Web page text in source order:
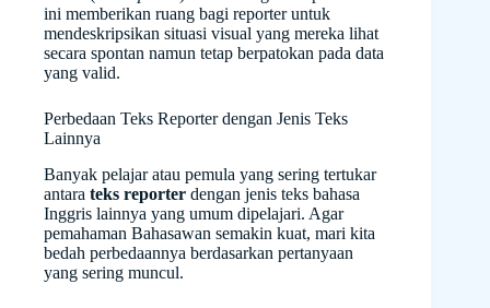
ini memberikan ruang bagi reporter untuk
mendeskripsikan situasi visual yang mereka lihat
secara spontan namun tetap berpatokan pada data
yang valid.
Perbedaan Teks Reporter dengan Jenis Teks
Lainnya
Banyak pelajar atau pemula yang sering tertukar
antara teks reporter dengan jenis teks bahasa
Inggris lainnya yang umum dipelajari. Agar
pemahaman Bahasawan semakin kuat, mari kita
bedah perbedaannya berdasarkan pertanyaan
yang sering muncul.